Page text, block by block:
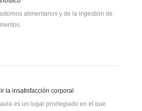
alimentarios y de la ingestión de
la insatisfacción corporal
aula es un lugar privilegiado en el que